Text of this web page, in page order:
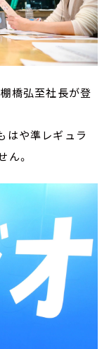
橋弘至社長が登
はや準レギュラ
。